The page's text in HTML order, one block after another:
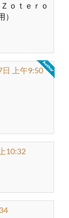
ｏｔｅｒｏ
上午9:50
10:32